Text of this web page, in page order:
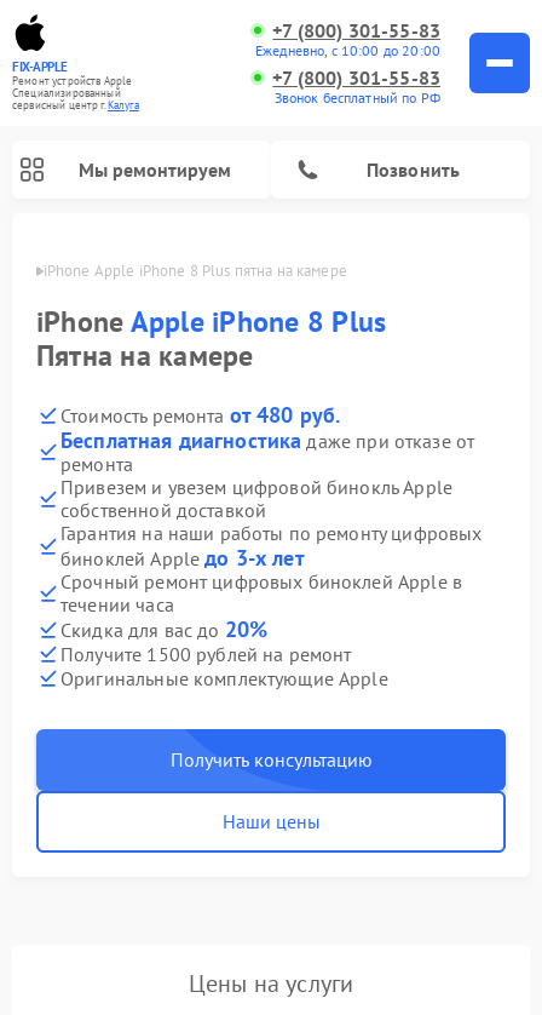
FIX-APPLE
Ремонт устройств Apple
Специализированный
cервисный центр г.Калуга
+7 (800) 301-55-83
Ежедневно, с 10:00 до 20:00
+7 (800) 301-55-83
Звонок бесплатный по РФ
Мы ремонтируем Позвонить
iPhone Apple iPhone 8 Plus пятна на камере
iPhoneApple iPhone 8 Plus
Пятна на камере
Стоимость ремонта от 480 руб.
Бесплатная диагностика даже при отказе от
ремонта
Привезем и увезем цифровой бинокль Apple
собственной доставкой
Гарантия на наши работы по ремонту цифровых
биноклей Appleдо 3-х лет
Срочный ремонт цифровых биноклей Apple в
течении часа
Скидка для вас до 20%
Получите 1500 рублей на ремонт
Оригинальные комплектующие Apple
Получить консультацию
Наши цены
Цены на услуги